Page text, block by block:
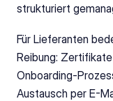
strukturiert
Für Lieferanten
Reibung:
Onboarding-
Austausch per E-